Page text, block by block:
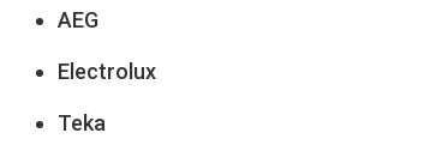
AEG
Electrolux
Teka